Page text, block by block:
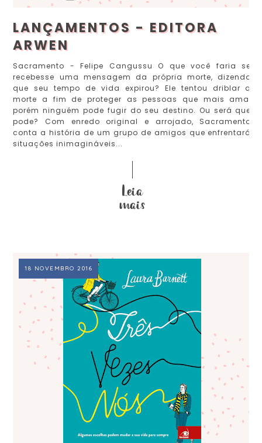
LANÇAMENTOS - EDITORA
ARWEN
Sacramento - Felipe Cangussu O que você faria se
recebesse uma mensagem da própria morte, dizendo
que seu tempo de vida expirou? Ele tentou driblar a
morte a fim de proteger as pessoas que mais ama,
porém ninguém pode fugir do seu destino. Ou será que
pode? Com enredo original e arrojado, Sacramento
conta a história de um grupo de amigos que enfrentará
situações inimagináveis...
18 NOVEMBRO 2016